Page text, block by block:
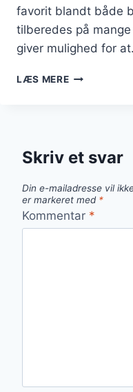
favorit blandt både
tilberedes på
giver mulighed for
LÆS MEREKYLLINGELÅR
Skriv et svar
Din e-mailadresse vil
er markeret med *
Kommentar *